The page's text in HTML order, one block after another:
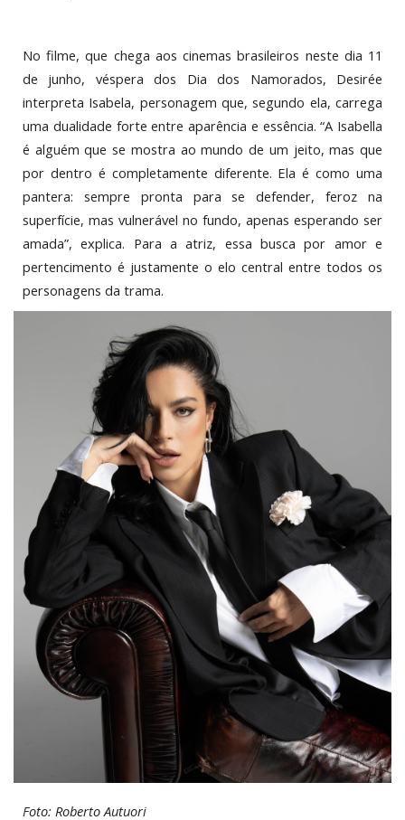
No filme, que chega aos cinemas brasileiros neste dia 11
de junho, véspera dos Dia dos Namorados, Desirée
interpreta Isabela, personagem que, segundo ela, carrega
uma dualidade forte entre aparência e essência. “A Isabella
é alguém que se mostra ao mundo de um jeito, mas que
por dentro é completamente diferente. Ela é como uma
pantera: sempre pronta para se defender, feroz na
superfície, mas vulnerável no fundo, apenas esperando ser
amada”, explica. Para a atriz, essa busca por amor e
pertencimento é justamente o elo central entre todos os
personagens da trama.
Foto: Roberto Autuori